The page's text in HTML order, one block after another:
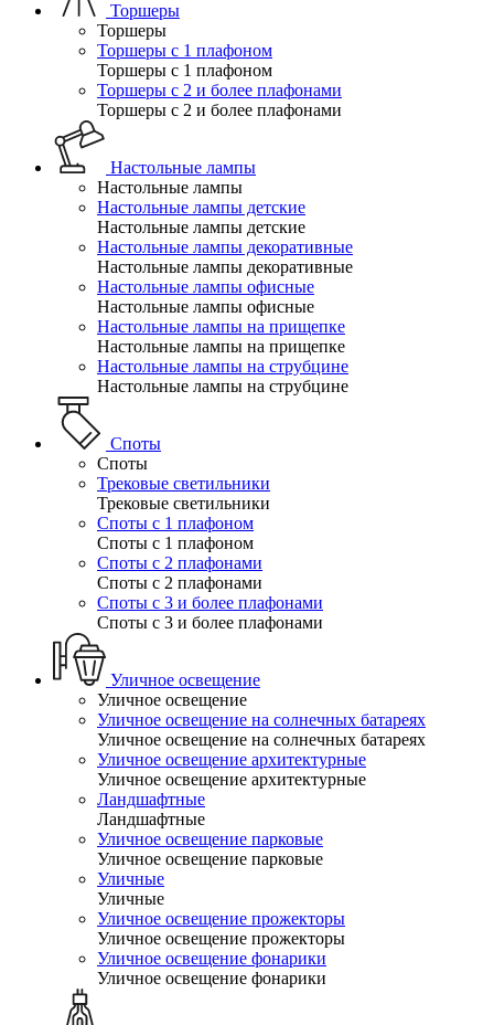
Торшеры
Торшеры
Торшеры с 1 плафоном
Торшеры с 1 плафоном
Торшеры с 2 и более плафонами
Торшеры с 2 и более плафонами
Настольные лампы
Настольные лампы
Настольные лампы детские
Настольные лампы детские
Настольные лампы декоративные
Настольные лампы декоративные
Настольные лампы офисные
Настольные лампы офисные
Настольные лампы на прищепке
Настольные лампы на прищепке
Настольные лампы на струбцине
Настольные лампы на струбцине
Споты
Споты
Трековые светильники
Трековые светильники
Споты с 1 плафоном
Споты с 1 плафоном
Споты с 2 плафонами
Споты с 2 плафонами
Споты с 3 и более плафонами
Споты с 3 и более плафонами
Уличное освещение
Уличное освещение
Уличное освещение на солнечных батареях
Уличное освещение на солнечных батареях
Уличное освещение архитектурные
Уличное освещение архитектурные
Ландшафтные
Ландшафтные
Уличное освещение парковые
Уличное освещение парковые
Уличные
Уличные
Уличное освещение прожекторы
Уличное освещение прожекторы
Уличное освещение фонарики
Уличное освещение фонарики